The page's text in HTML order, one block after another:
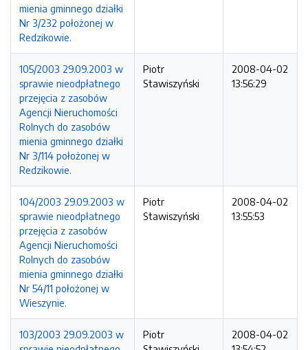
mienia gminnego działki
Nr 3/232 położonej w
Redzikowie.
105/2003 29.09.2003 w
sprawie nieodpłatnego
przejęcia z zasobów
Agencji Nieruchomości
Rolnych do zasobów
mienia gminnego działki
Nr 3/114 położonej w
Redzikowie.
Piotr
Stawiszyński
2008-04-02
13:56:29
104/2003 29.09.2003 w
sprawie nieodpłatnego
przejęcia z zasobów
Agencji Nieruchomości
Rolnych do zasobów
mienia gminnego działki
Nr 54/11 położonej w
Wieszynie.
Piotr
Stawiszyński
2008-04-02
13:55:53
103/2003 29.09.2003 w
Piotr
2008-04-02